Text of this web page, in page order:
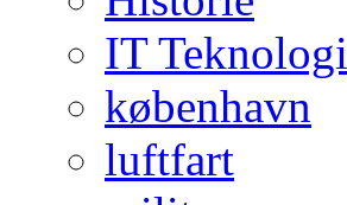
IT Teknologi
københavn
luftfart